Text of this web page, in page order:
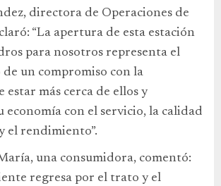
directora de Operaciones de
“La apertura de esta estación
para nosotros representa el
un compromiso con la
estar más cerca de ellos y
economía con el servicio, la calidad
el rendimiento”.
una consumidora, comentó:
regresa por el trato y el